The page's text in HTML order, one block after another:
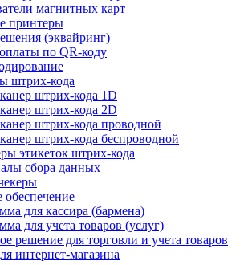
магнитных карт
принтеры
(эквайринг)
по QR-коду
штрих-кода
штрих-кода 1D
штрих-кода 2D
штрих-кода проводной
штрих-кода беспроводной
этикеток штрих-кода
сбора данных
для кассира (бармена)
для учета товаров (услуг)
решение для торговли и учета товаров
интернет-магазина